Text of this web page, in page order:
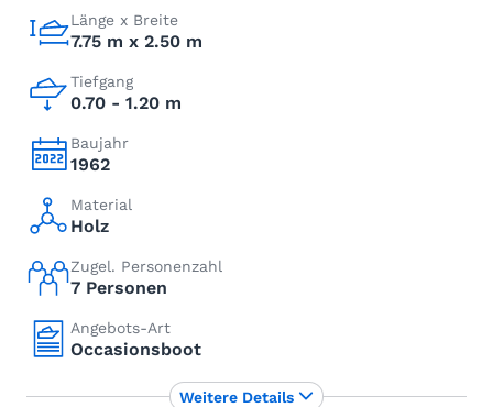
Länge x Breite
7.75 m x 2.50 m
Tiefgang
0.70 - 1.20 m
Baujahr
1962
Material
Holz
Zugel. Personenzahl
7 Personen
Angebots-Art
Occasionsboot
Weitere Details